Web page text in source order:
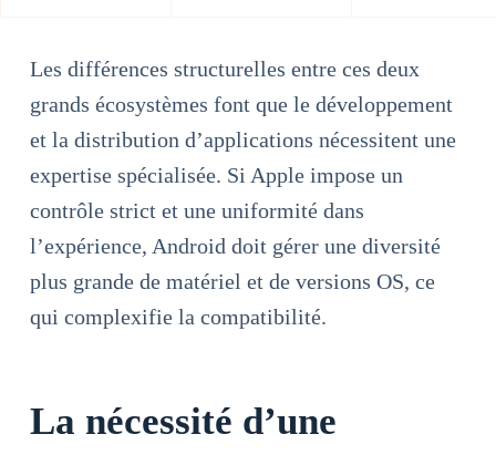
Les différences structurelles entre ces deux
grands écosystèmes font que le développement
et la distribution d’applications nécessitent une
expertise spécialisée. Si Apple impose un
contrôle strict et une uniformité dans
l’expérience, Android doit gérer une diversité
plus grande de matériel et de versions OS, ce
qui complexifie la compatibilité.
La nécessité d’une